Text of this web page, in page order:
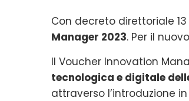
Con decreto direttoriale
Manager 2023. Per il
ll Voucher Innovation
tecnologica e digitale
attraverso l’introduzione